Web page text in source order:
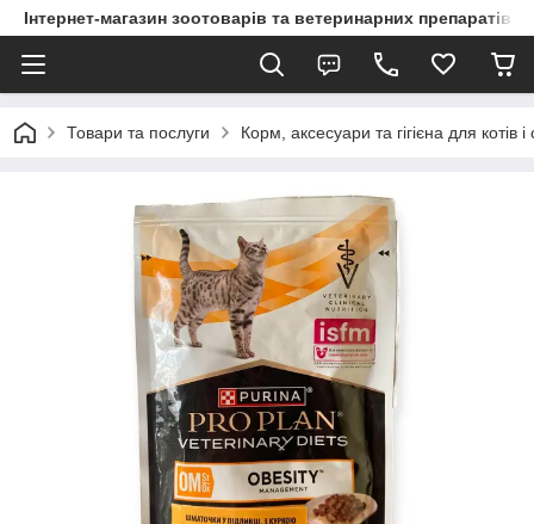
Інтернет-магазин зоотоварів та ветеринарних препаратів
Товари та послуги Корм, аксесуари та гігієна для котів і